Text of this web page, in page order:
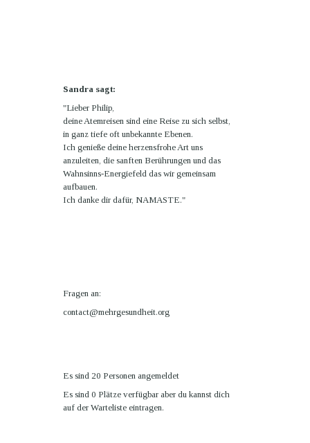
Sandra sagt:
"Lieber Philip,
deine Atemreisen sind eine Reise zu sich selbst,
in ganz tiefe oft unbekannte Ebenen.
Ich genieße deine herzensfrohe Art uns
anzuleiten, die sanften Berührungen und das
Wahnsinns-Energiefeld das wir gemeinsam
aufbauen.
Ich danke dir dafür, NAMASTE."
Fragen an:
contact@mehrgesundheit.org
Es sind 20 Personen angemeldet
Es sind 0 Plätze verfügbar aber du kannst dich
auf der Warteliste eintragen.